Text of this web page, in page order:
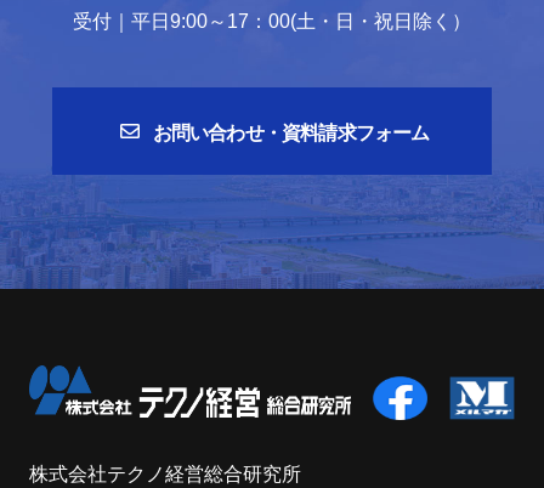
受付｜平日9:00～17：00(土・日・祝日除く）
お問い合わせ・資料請求フォーム
株式会社テクノ経営総合研究所